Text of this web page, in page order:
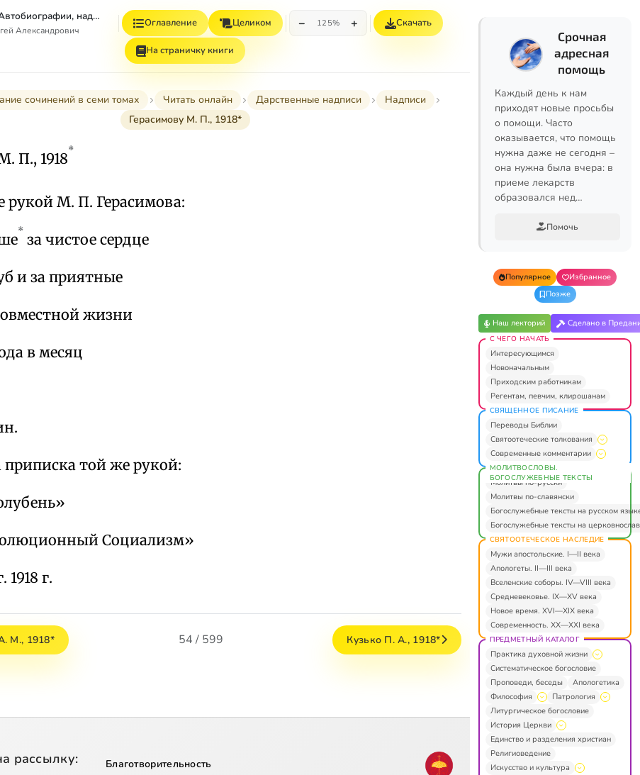
Том 7. Книга 1. Автобиографии, надписи и др
Александрович
Оглавление Целиком − 125% + Скачать
На страничку книги
сочинений в семи томах Читать онлайн Дарственные надписи
Надписи
Герасимову М. П., 1918*
П., 1918*
рукой М. П. Герасимова:
* за чистое сердце
и за приятные
жизни
в месяц
той же рукой:
Социализм»
1918 г.
М., 1918* 54 / 599 Кузько П. А., 1918*
рассылку: Благотворительность
Срочная
адресная
помощь
Каждый день к нам
приходят новые просьбы
о помощи. Часто
оказывается, что помощь
нужна даже не сегодня –
она нужна была вчера: в
приеме лекарств
образовался нед…
Помочь
Популярное
Избранное
Позже
Наш лекторий Сделано в
С ЧЕГО НАЧАТЬ
Интересующимся
Новоначальным
Приходским работникам
Регентам, певчим, клирошанам
СВЯЩЕННОЕ ПИСАНИЕ
Переводы Библии
Святоотеческие толкования
Современные комментарии
МОЛИТВОСЛОВЫ.
БОГОСЛУЖЕБНЫЕ ТЕКСТЫ
Молитвы по-русски
Молитвы по-славянски
Богослужебные тексты на русском
Богослужебные тексты на
СВЯТООТЕЧЕСКОЕ НАСЛЕДИЕ
Мужи апостольские. I—II века
Апологеты. II—III века
Вселенские соборы. IV—VIII века
Средневековье. IX—XV века
Новое время. XVI—XIX века
Современность. XX—XXI века
ПРЕДМЕТНЫЙ КАТАЛОГ
Практика духовной жизни
Систематическое богословие
Проповеди, беседы
Апологетика
Философия
Патрология
Литургическое богословие
История Церкви
Единство и разделения христиан
Религиоведение
Искусство и культура